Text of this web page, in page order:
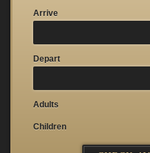
Arrive
Depart
Adults
Children